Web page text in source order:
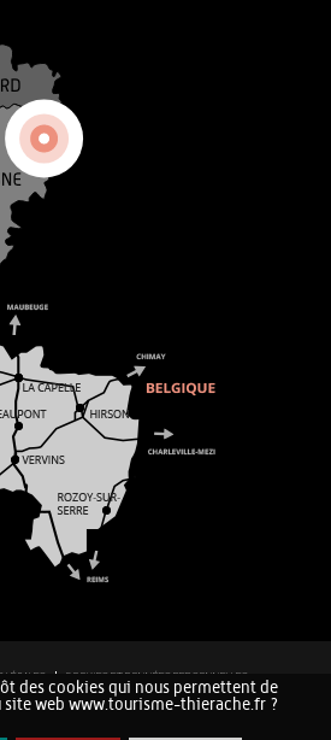
LÉGALES
COOKIES ET DONNÉES PERSONNELLES
des cookies qui nous permettent de
site web www.tourisme-thierache.fr ?